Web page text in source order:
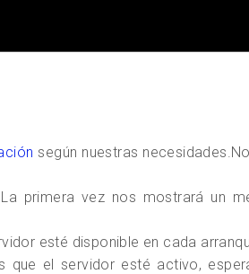
según nuestras
primera vez nos mostrará un
esté disponible en cada
que el servidor esté activo,